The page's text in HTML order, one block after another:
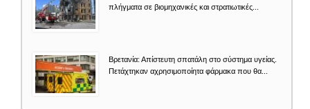
πλήγματα σε βιομηχανικές και στρατιωτικές...
Βρετανία: Απίστευτη σπατάλη στο σύστημα υγείας.
Πετάχτηκαν αχρησιμοποίητα φάρμακα που θα...